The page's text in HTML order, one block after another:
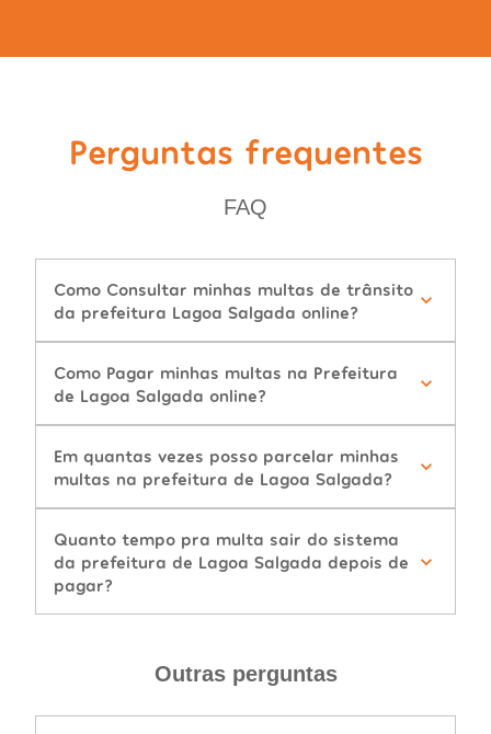
Perguntas frequentes
FAQ
Como Consultar minhas multas de trânsito
da prefeitura Lagoa Salgada online?
Como Pagar minhas multas na Prefeitura
de Lagoa Salgada online?
Em quantas vezes posso parcelar minhas
multas na prefeitura de Lagoa Salgada?
Quanto tempo pra multa sair do sistema
da prefeitura de Lagoa Salgada depois de
pagar?
Outras perguntas